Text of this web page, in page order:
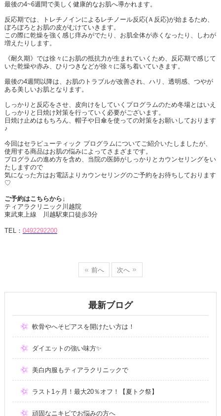
最後の4~6週間で美しく健康的なお肌へ導かれます。
反応期では、トレチノインによるレチノール反応(Ａ反応)が始まるため、
ぼろぼろとお肌の皮がむけていきます。
この際に乾燥を強く感じ痒みがでたり、お肌全体が赤くなったり、しわが
増えたりします。
《耐久期》では徐々にお肌の抵抗力が生まれていくため、反応期で感じて
いた乾燥や赤み、ひりつきなどが徐々に落ち着いていきます。
最後の4週間以降は、お肌のトラブルが改善され、ハリ、透明感、つやが
ある美しいお肌となります。
しっかりと反応をさせ、皮向けをしていくプログラムのため冬場とはいえ
しっかりと日焼け対策を行っていく必要がございます。
日焼け止めはもちろん、帽子や日傘を使っての対策をお願いしております
♪
今回はセラピューティック プログラムについてご紹介いたしましたが、
使用する商品はお肌の悩みによってさまざまです。
プログラムの進め方を含め、当院の医師がしっかりとカウンセリングをい
たしますので
気になった方はお電話よりカウンセリングのご予約をお待ちしております
♡
ご予約はこちらから↓
ティアラクリニック川越院
東武東上線 川越駅東口徒歩3分
TEL： 0492292200
前へ 次へ
最新ブログ
軟骨やへそピアスを開けたい方は！
ダイエットの強い味方✨
美白内服もティアラクリニックで
ラスト1ヶ月！最大20％オフ！【夏トク祭】
頑固なニキビでお悩みの方へ